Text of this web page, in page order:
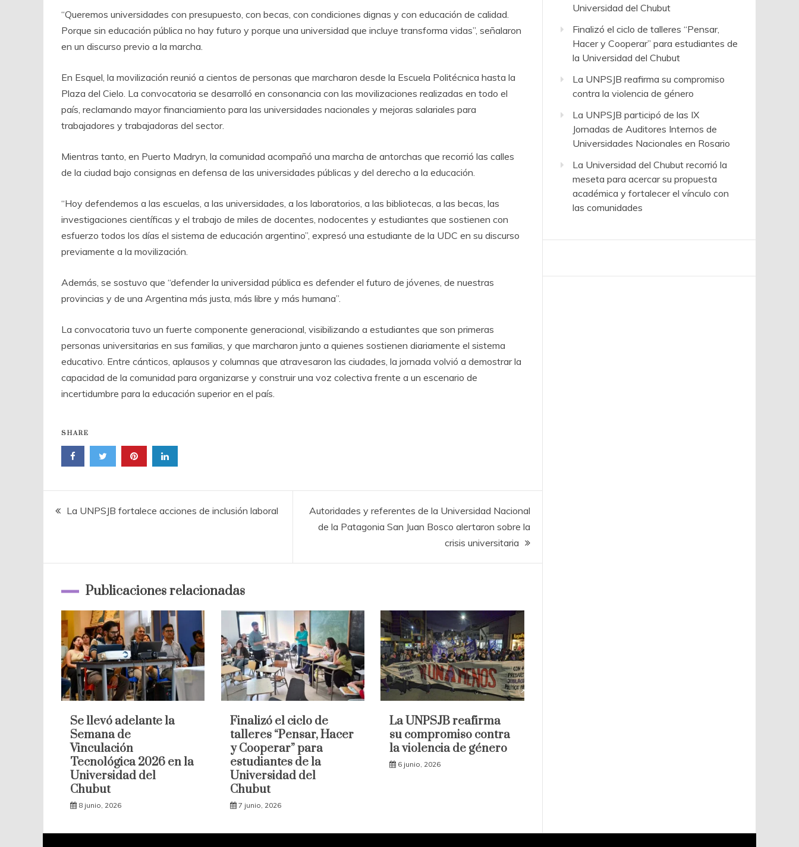
“Queremos universidades con presupuesto, con becas, con condiciones dignas y con educación de calidad.
Porque sin educación pública no hay futuro y porque una universidad que incluye transforma vidas”, señalaron
en un discurso previo a la marcha.
En Esquel, la movilización reunió a cientos de personas que marcharon desde la Escuela Politécnica hasta la
Plaza del Cielo. La convocatoria se desarrolló en consonancia con las movilizaciones realizadas en todo el
país, reclamando mayor financiamiento para las universidades nacionales y mejoras salariales para
trabajadores y trabajadoras del sector.
Mientras tanto, en Puerto Madryn, la comunidad acompañó una marcha de antorchas que recorrió las calles
de la ciudad bajo consignas en defensa de las universidades públicas y del derecho a la educación.
“Hoy defendemos a las escuelas, a las universidades, a los laboratorios, a las bibliotecas, a las becas, las
investigaciones científicas y el trabajo de miles de docentes, nodocentes y estudiantes que sostienen con
esfuerzo todos los días el sistema de educación argentino”, expresó una estudiante de la UDC en su discurso
previamente a la movilización.
Además, se sostuvo que “defender la universidad pública es defender el futuro de jóvenes, de nuestras
provincias y de una Argentina más justa, más libre y más humana”.
La convocatoria tuvo un fuerte componente generacional, visibilizando a estudiantes que son primeras
personas universitarias en sus familias, y que marcharon junto a quienes sostienen diariamente el sistema
educativo. Entre cánticos, aplausos y columnas que atravesaron las ciudades, la jornada volvió a demostrar la
capacidad de la comunidad para organizarse y construir una voz colectiva frente a un escenario de
incertidumbre para la educación superior en el país.
SHARE
Navegación
entradas
La UNPSJB fortalece acciones de inclusión laboral
Autoridades y referentes de la Universidad Nacional
de la Patagonia San Juan Bosco alertaron sobre la
crisis universitaria
Publicaciones relacionadas
Se llevó adelante la
Semana de
Vinculación
Tecnológica 2026 en la
Universidad del
Chubut
8 junio, 2026
Finalizó el ciclo de
talleres “Pensar, Hacer
y Cooperar” para
estudiantes de la
Universidad del
Chubut
7 junio, 2026
La UNPSJB reafirma
su compromiso contra
la violencia de género
6 junio, 2026
Universidad del Chubut
Finalizó el ciclo de talleres “Pensar,
Hacer y Cooperar” para estudiantes de
la Universidad del Chubut
La UNPSJB reafirma su compromiso
contra la violencia de género
La UNPSJB participó de las IX
Jornadas de Auditores Internos de
Universidades Nacionales en Rosario
La Universidad del Chubut recorrió la
meseta para acercar su propuesta
académica y fortalecer el vínculo con
las comunidades